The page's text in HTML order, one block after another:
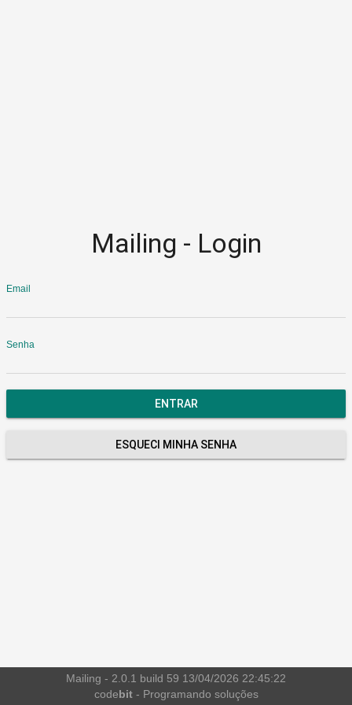
Mailing - Login
Email
Senha
ENTRAR
ESQUECI MINHA SENHA
Mailing - 2.0.1 build 59 13/04/2026 22:45:22
codebit- Programando soluções